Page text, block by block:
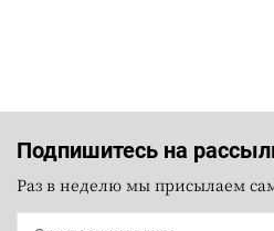
Подпишитесь на
Раз в неделю мы присылаем